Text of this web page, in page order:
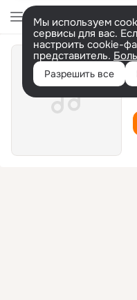
Мы используем
сервисы для вас.
настроить cookie-
представитель.
Разрешить все